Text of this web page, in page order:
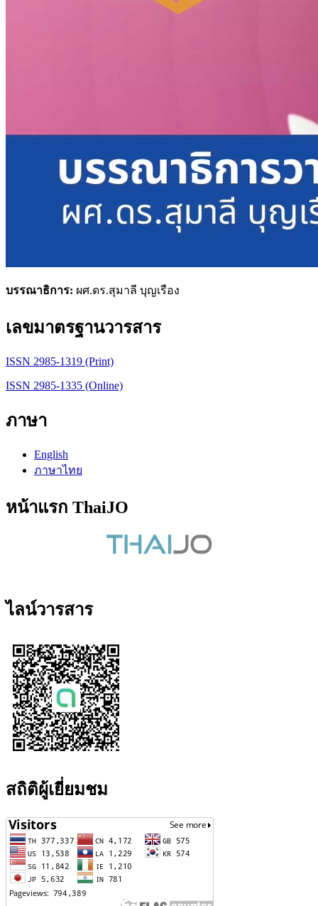
บรรณาธิการ: ผศ.ดร.สุมาลี บุญเรือง
เลขมาตรฐานวารสาร
ISSN 2985-1319 (Print)
ISSN 2985-1335 (Online)
ภาษา
English
ภาษาไทย
หน้าแรก ThaiJO
ไลน์วารสาร
สถิติผู้เยี่ยมชม